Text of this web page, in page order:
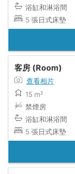
浴缸和淋浴間
5 張日式床墊
客房 (Room)
查看相片
15 m²
禁煙房
浴缸和淋浴間
5 張日式床墊